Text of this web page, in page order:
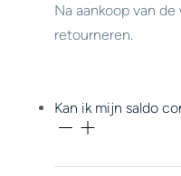
Na aankoop van
retourneren.
Kan ik mijn saldo